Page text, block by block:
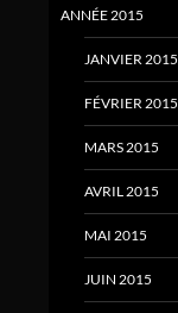
ANNÉE 2015
JANVIER 2015
FÉVRIER 2015
MARS 2015
AVRIL 2015
MAI 2015
JUIN 2015